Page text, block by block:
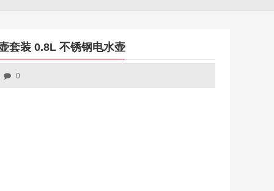
套装 0.8L 不锈钢电水壶
0